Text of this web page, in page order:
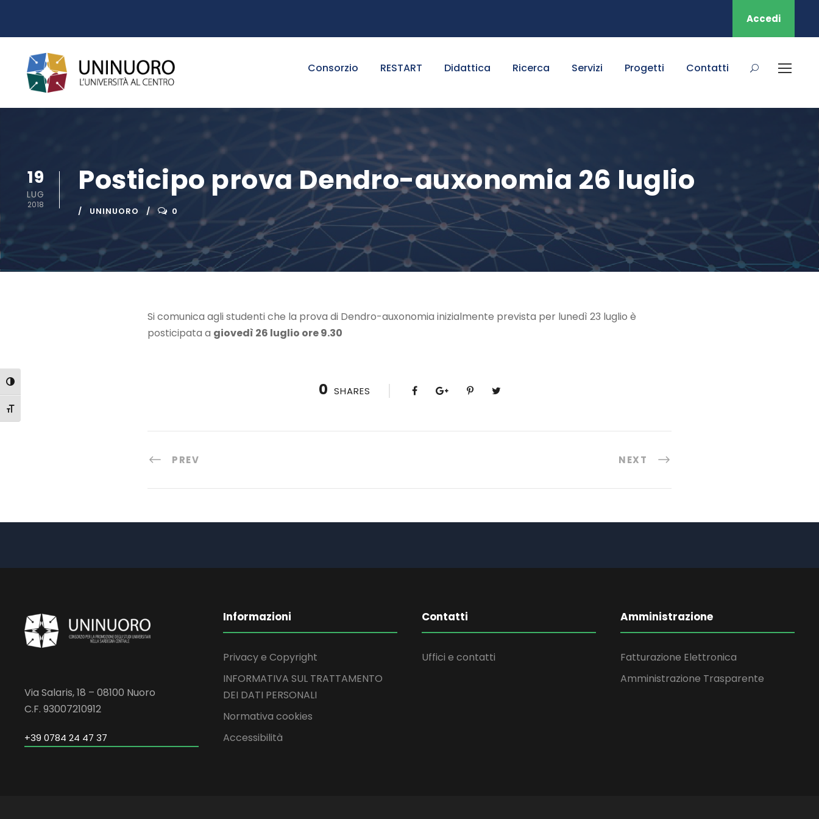
Attiva/disattiva alto contrasto
Attiva/disattiva dimensione testo
Accedi
Consorzio RESTART Didattica Ricerca Servizi Progetti Contatti
19
LUG
2018
Posticipo prova Dendro-auxonomia 26 luglio
UNINUORO 0
Si comunica agli studenti che la prova di Dendro-auxonomia inizialmente prevista per lunedì 23 luglio è
posticipata a giovedì 26 luglio ore 9.30
0 SHARES
PREV NEXT
Via Salaris, 18 – 08100 Nuoro
C.F. 93007210912
+39 0784 24 47 37
Informazioni
Privacy e Copyright
INFORMATIVA SUL TRATTAMENTO
DEI DATI PERSONALI
Normativa cookies
Accessibilità
Contatti
Uffici e contatti
Amministrazione
Fatturazione Elettronica
Amministrazione Trasparente